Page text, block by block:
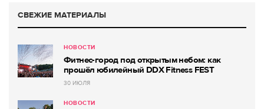
СВЕЖИЕ МАТЕРИАЛЫ
НОВОСТИ
Фитнес-город под открытым небом: как
прошёл юбилейный DDX Fitness FEST
30 ИЮЛЯ
НОВОСТИ